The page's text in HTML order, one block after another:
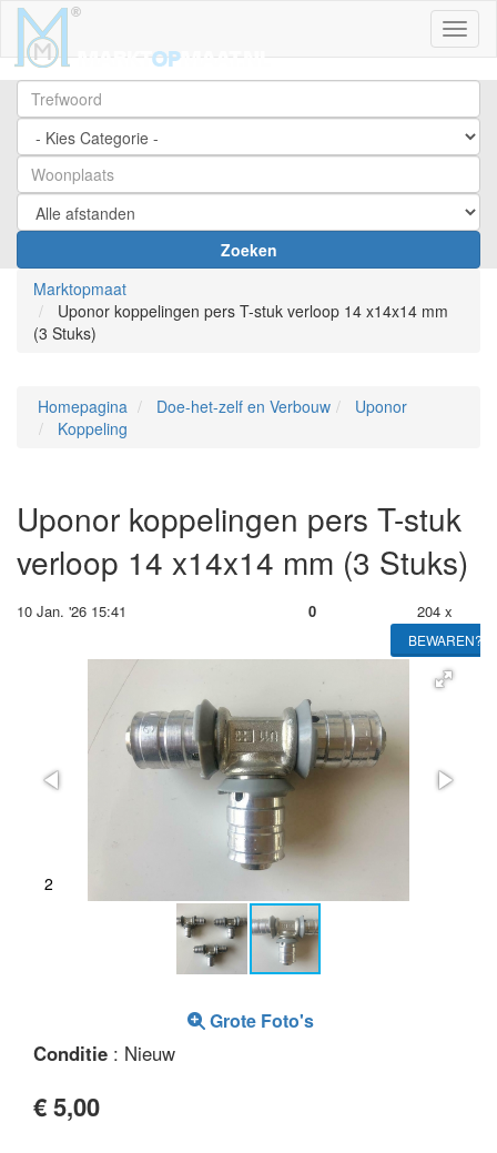
Zoeken
Marktopmaat
Uponor koppelingen pers T-stuk verloop 14 x14x14 mm
(3 Stuks)
Homepagina Doe-het-zelf en Verbouw
Uponor
Koppeling
Uponor koppelingen pers T-stuk
verloop 14 x14x14 mm (3 Stuks)
10 Jan. '26 15:41 0 204 x
BEWAREN?
2
Grote Foto's
Conditie : Nieuw
€ 5,00